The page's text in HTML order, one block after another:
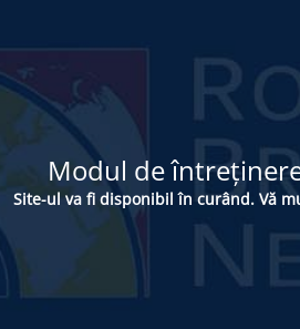
Modul de
Site-ul va fi disponibil în curând. Vă